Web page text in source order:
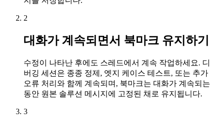
2
대화가 계속되면서 북마크 유지하기
수정이 나타난 후에도 스레드에서 계속 작업하세요. 디
버깅 세션은 종종 정제, 엣지 케이스 테스트, 또는 추가
오류 처리와 함께 계속되며, 북마크는 대화가 계속되는
동안 원본 솔루션 메시지에 고정된 채로 유지됩니다.
3